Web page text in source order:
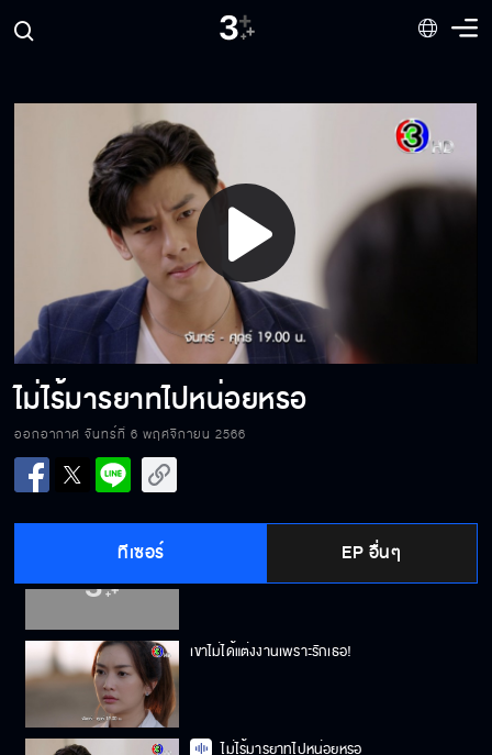
Play
Video
ไม่ไร้มารยาทไปหน่อยหรอ
ออกอากาศ จันทร์ที่ 6 พฤศจิกายน 2566
ทีเซอร์ EP อื่นๆ
เจ้าสาวบ้านไร่
ผมจะรับเป็นพ่อเด็กเอง
เขาไม่ได้แต่งงานเพราะรักเธอ!
ไม่ไร้มารยาทไปหน่อยหรอ